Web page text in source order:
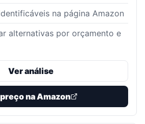
na página Amazon
alternativas por orçamento e
Ver análise
na Amazon